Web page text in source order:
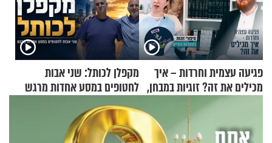
פגיעה עצמית וחרדות – איך
מכילים את זה? זוגיות במבחן,
הפעם עם יהודית ואלתר כהן
מקפלן לכותל: שני אבות
לחטופים במסע אחדות מרגש